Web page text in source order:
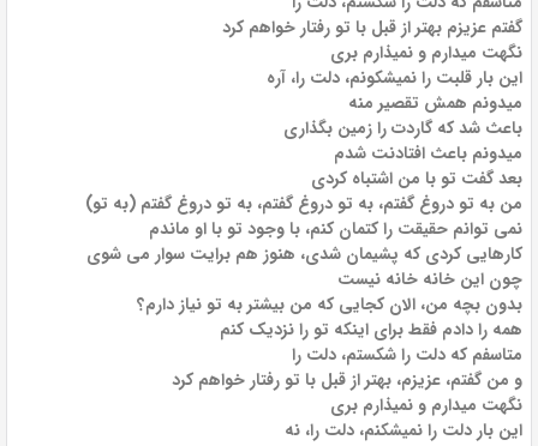
گفتم عزیزم بهتر از قبل با تو رفتار خواهم کرد
نگهت میدارم و نمیذارم بری
این بار قلبت را نمیشکونم، دلت را، آره
میدونم همش تقصیر منه
باعث شد که گاردت را زمین بگذاری
میدونم باعث افتادنت شدم
بعد گفت تو با من اشتباه کردی
من به تو دروغ گفتم، به تو دروغ گفتم، به تو دروغ گفتم (به تو)
نمی توانم حقیقت را کتمان کنم، با وجود تو با او ماندم
کارهایی کردی که پشیمان شدی، هنوز هم برایت سوار می شوی
چون این خانه خانه نیست
بدون بچه من، الان کجایی که من بیشتر به تو نیاز دارم؟
همه را دادم فقط برای اینکه تو را نزدیک کنم
متاسفم که دلت را شکستم، دلت را
و من گفتم، عزیزم، بهتر از قبل با تو رفتار خواهم کرد
نگهت میدارم و نمیذارم بری
این بار دلت را نمیشکنم، دلت را، نه